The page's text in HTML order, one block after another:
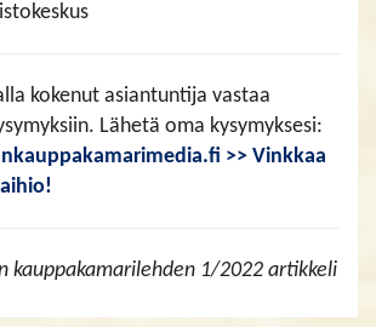
kokenut asiantuntija vastaa
Lähetä oma kysymyksesi:
>> Vinkkaa
kauppakamarilehden 1/2022 artikkeli